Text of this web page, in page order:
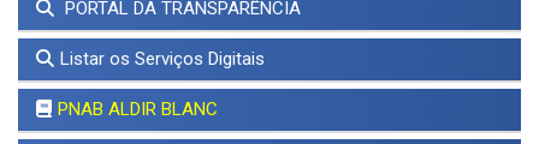
PORTAL DA TRANSPARÊNCIA
Listar os Serviços Digitais
PNAB ALDIR BLANC